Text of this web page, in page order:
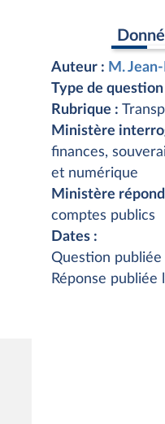
Auteur : M.
Type de question
Rubrique :
Ministère
finances,
et numérique
Ministère
comptes publics
Dates :
Question publiée
Réponse publiée